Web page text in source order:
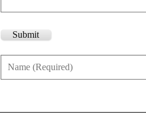
Submit